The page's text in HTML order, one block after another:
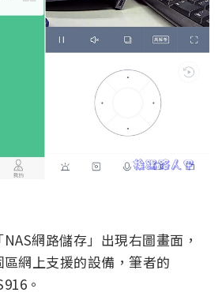
網路儲存」出現右圖畫面，
網上支援的設備，筆者的
。